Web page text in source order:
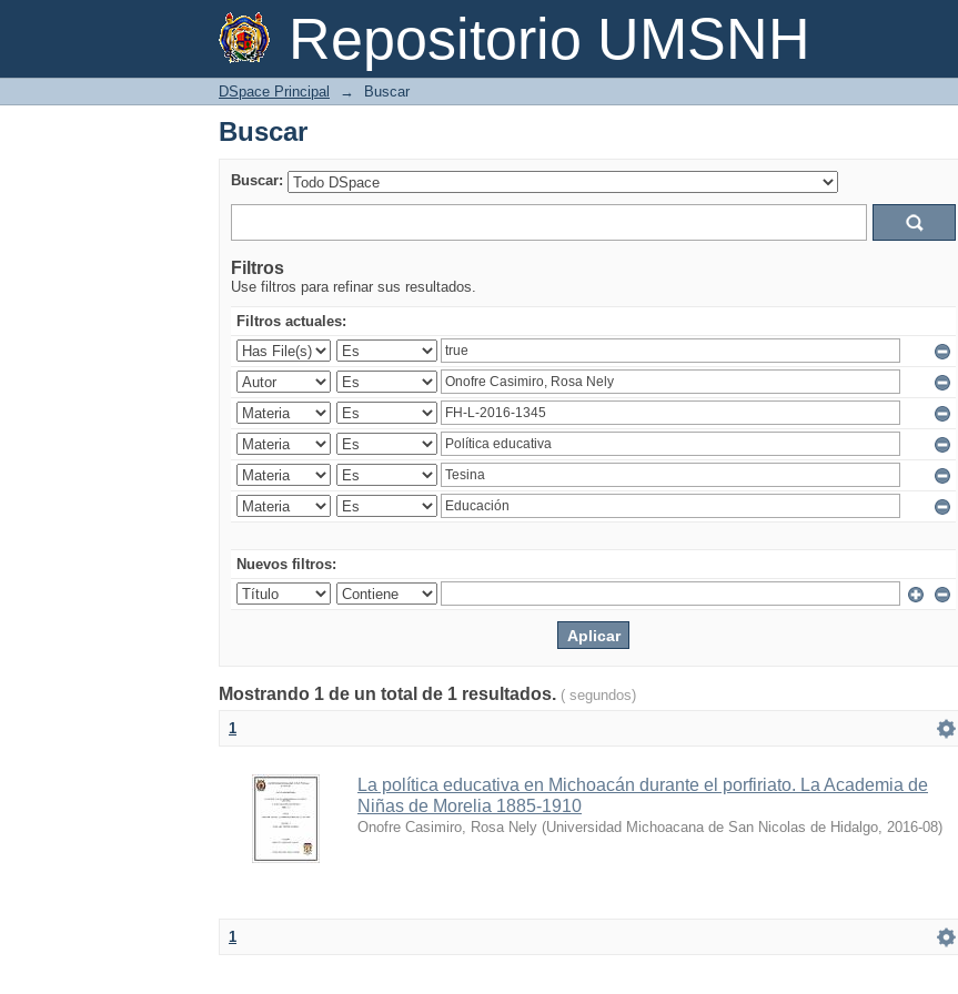
Repositorio UMSNH
Buscar
DSpace Principal → Buscar
Buscar
Buscar:
Filtros
Use filtros para refinar sus resultados.
Filtros actuales:
Nuevos filtros:
Mostrando 1 de un total de 1 resultados. ( segundos)
1
La política educativa en Michoacán durante el porfiriato. La Academia de
Niñas de Morelia 1885-1910
Onofre Casimiro, Rosa Nely (Universidad Michoacana de San Nicolas de Hidalgo, 2016-08)
1